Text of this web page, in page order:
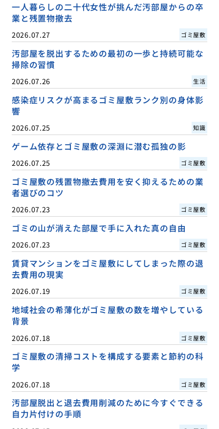
一人暮らしの二十代女性が挑んだ汚部屋からの卒
業と残置物撤去
2026.07.27 ゴミ屋敷
汚部屋を脱出するための最初の一歩と持続可能な
掃除の習慣
2026.07.26 生活
感染症リスクが高まるゴミ屋敷ランク別の身体影
響
2026.07.25 知識
ゲーム依存とゴミ屋敷の深淵に潜む孤独の影
2026.07.25 ゴミ屋敷
ゴミ屋敷の残置物撤去費用を安く抑えるための業
者選びのコツ
2026.07.23 ゴミ屋敷
ゴミの山が消えた部屋で手に入れた真の自由
2026.07.23 ゴミ屋敷
賃貸マンションをゴミ屋敷にしてしまった際の退
去費用の現実
2026.07.19 ゴミ屋敷
地域社会の希薄化がゴミ屋敷の数を増やしている
背景
2026.07.18 ゴミ屋敷
ゴミ屋敷の清掃コストを構成する要素と節約の科
学
2026.07.18 ゴミ屋敷
汚部屋脱出と退去費用削減のために今すぐできる
自力片付けの手順